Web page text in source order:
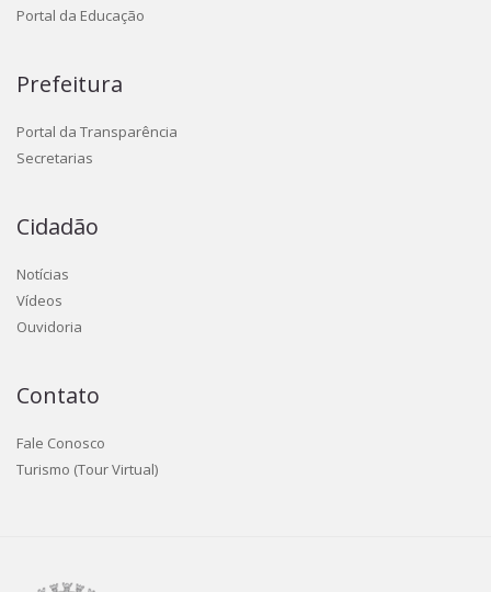
Portal da Educação
Prefeitura
Portal da Transparência
Secretarias
Cidadão
Notícias
Vídeos
Ouvidoria
Contato
Fale Conosco
Turismo (Tour Virtual)